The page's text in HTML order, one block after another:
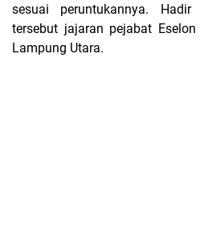
sesuai peruntukannya.
tersebut jajaran pejabat
Lampung Utara.